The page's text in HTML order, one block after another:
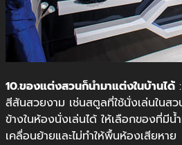
10.ของแต่งสวนก็นำมาแต่งในบ้านได้
สีสันสวยงาม เช่นสตูลที่ใช้นั่งเล่นในสว
ข้างในห้องนั่งเล่นได้ ให้เลือกของที่มีน้
เคลื่อนย้ายและไม่ทำให้พื้นห้องเสียหาย